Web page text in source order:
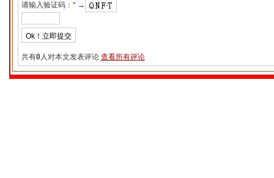
请输入验证码： *→
共有0人对本文发表评论 查看所有评论